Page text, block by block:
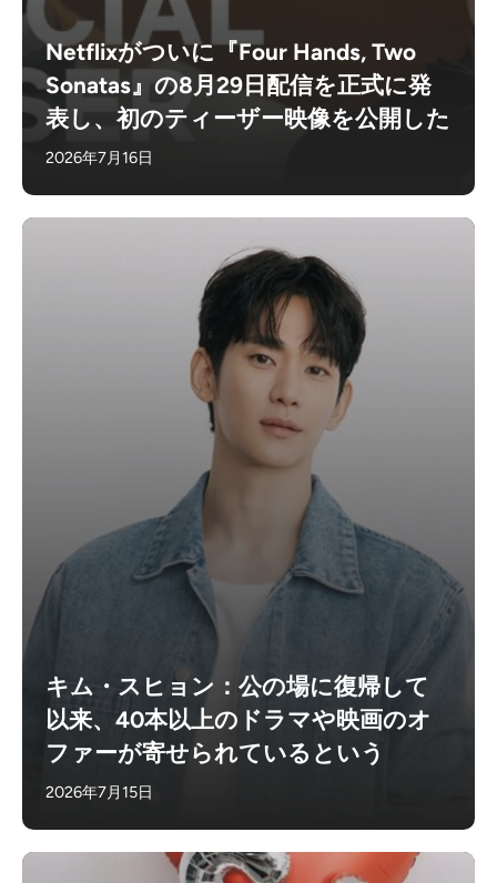
Netflixがついに『Four Hands, Two
Sonatas』の8月29日配信を正式に発
表し、初のティーザー映像を公開した
2026年7月16日
キム・スヒョン：公の場に復帰して
以来、40本以上のドラマや映画のオ
ファーが寄せられているという
2026年7月15日